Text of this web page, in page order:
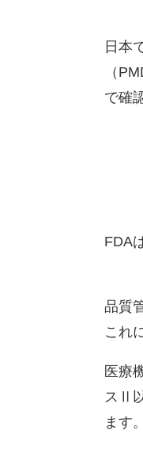
日本
（
で確
FDA
品質
これ
医療
スⅡ
ます。